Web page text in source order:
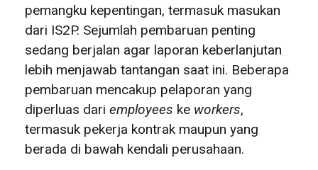
pemangku kepentingan, termasuk masukan
dari IS2P. Sejumlah pembaruan penting
sedang berjalan agar laporan keberlanjutan
lebih menjawab tantangan saat ini. Beberapa
pembaruan mencakup pelaporan yang
diperluas dari employees ke workers,
termasuk pekerja kontrak maupun yang
berada di bawah kendali perusahaan.